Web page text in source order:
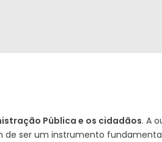
Pública e os cidadãos. A
de ser um instrumento